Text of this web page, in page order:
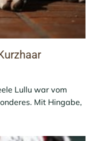
Lullu war vom
Mit Hingabe,